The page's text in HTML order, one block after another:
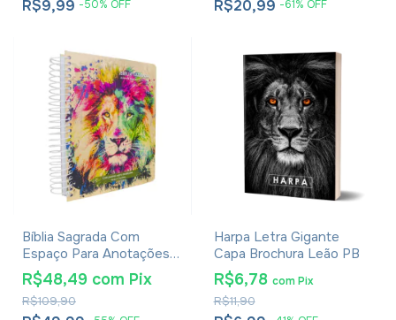
R$9,99 -50% OFF R$20,99 -61% OFF
Bíblia Sagrada Com
Espaço Para Anotações
Harpa Avivada E Corinhos
Lion Colors
R$109,90
R$48,49 com Pix
Harpa Letra Gigante
Capa Brochura Leão PB
R$11,90
R$6,78 com Pix